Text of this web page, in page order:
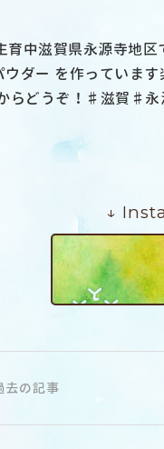
中滋賀県永源寺地区
ウダー を作っていま
らどうぞ！♯滋賀♯
↓
去の記事